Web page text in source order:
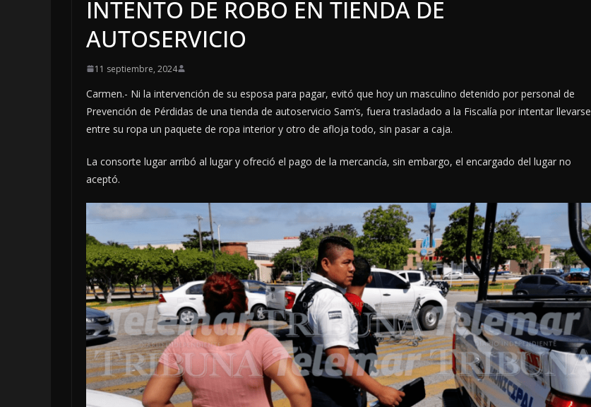
INTENTO DE ROBO EN TIENDA DE
AUTOSERVICIO
11 septiembre, 2024
Carmen.- Ni la intervención de su esposa para pagar, evitó que hoy un masculino detenido por personal de
Prevención de Pérdidas de una tienda de autoservicio Sam’s, fuera trasladado a la Fiscalía por intentar llevarse
entre su ropa un paquete de ropa interior y otro de afloja todo, sin pasar a caja.
La consorte lugar arribó al lugar y ofreció el pago de la mercancía, sin embargo, el encargado del lugar no
aceptó.